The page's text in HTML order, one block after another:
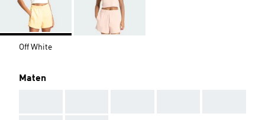
Off White
Maten